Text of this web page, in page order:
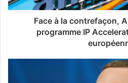
Face à la contrefaçon,
programme IP